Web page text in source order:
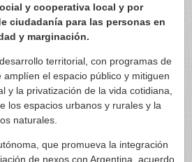
y cooperativa local y por
ciudadanía para las personas en
y marginación.
territorial, con programas de
el espacio público y mitiguen
y la privatización de la vida cotidiana,
los espacios urbanos y rurales y la
naturales.
que promueva la integración
de nexos con Argentina, acuerdo